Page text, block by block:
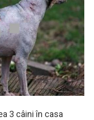
3 câini în casa